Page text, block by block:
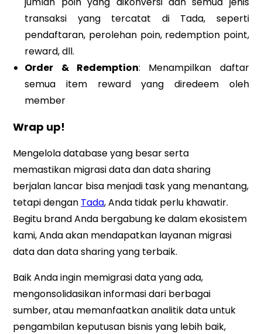
transaksi yang tercatat di Tada, seperti
pendaftaran, perolehan poin, redemption point,
reward, dll.
Order & Redemption: Menampilkan daftar
semua item reward yang diredeem oleh
member
Wrap up!
Mengelola database yang besar serta
memastikan migrasi data dan data sharing
berjalan lancar bisa menjadi task yang menantang,
tetapi dengan Tada, Anda tidak perlu khawatir.
Begitu brand Anda bergabung ke dalam ekosistem
kami, Anda akan mendapatkan layanan migrasi
data dan data sharing yang terbaik.
Baik Anda ingin memigrasi data yang ada,
mengonsolidasikan informasi dari berbagai
sumber, atau memanfaatkan analitik data untuk
pengambilan keputusan bisnis yang lebih baik,